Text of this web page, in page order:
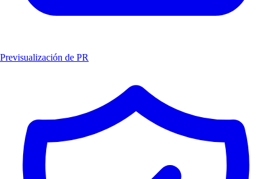
Previsualización de PR